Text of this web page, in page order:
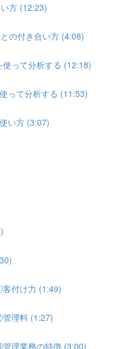
方 (12:23)
の付き合い方 (4:08)
って分析する (12:18)
って分析する (11:53)
い方 (3:07)
付け力 (1:49)
理料 (1:27)
理業務の特徴 (3:00)